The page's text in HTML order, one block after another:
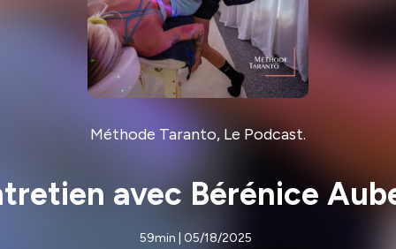
Méthode Taranto, Le Podcast.
avec Bérénice
59min | 05/18/2025